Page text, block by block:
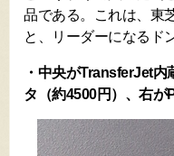
品である。これは、東
と、リーダーになるド
・中央がTransferJet
タ（約4500円）、右が